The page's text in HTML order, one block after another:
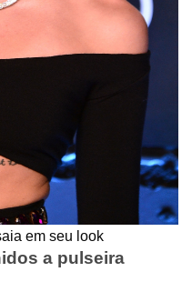
em seu look
a pulseira